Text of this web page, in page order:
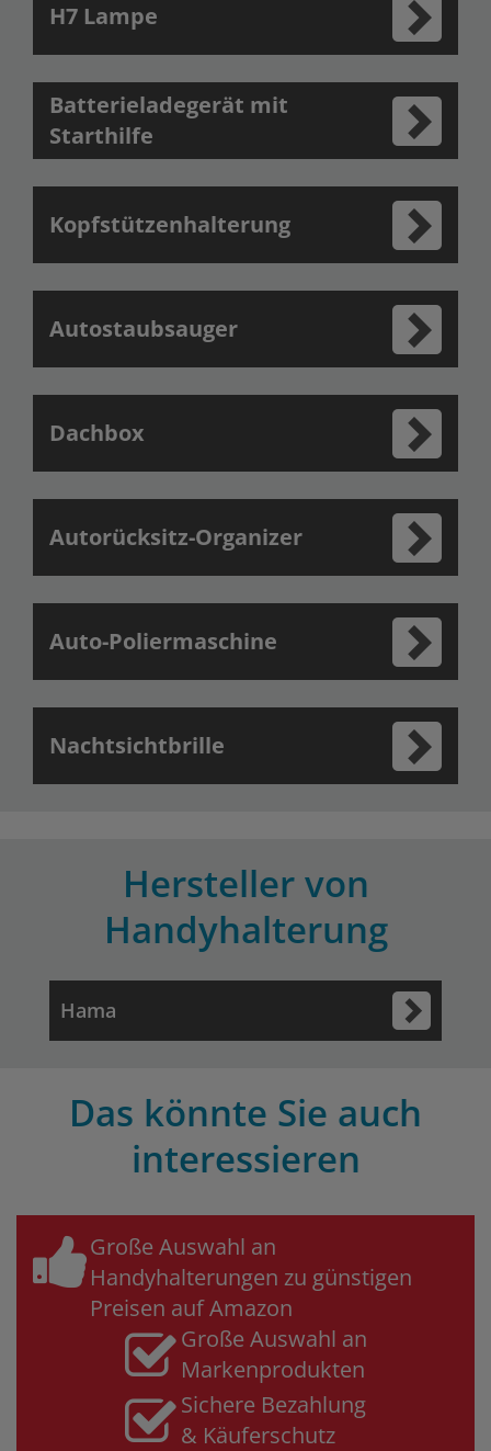
H7 Lampe
Batterieladegerät mit
Starthilfe
Kopfstützenhalterung
Autostaubsauger
Dachbox
Autorücksitz-Organizer
Auto-Poliermaschine
Nachtsichtbrille
Hersteller von
Handyhalterung
Hama
Das könnte Sie auch
interessieren
Große Auswahl an
Handyhalterungen zu günstigen
Preisen auf Amazon
Große Auswahl an
Markenprodukten
Sichere Bezahlung
& Käuferschutz